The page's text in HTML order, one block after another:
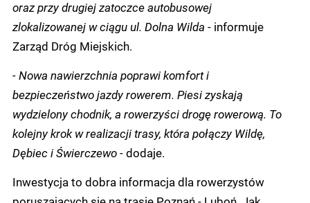
oraz przy drugiej zatoczce autobusowej
zlokalizowanej w ciągu ul. Dolna Wilda - informuje
Zarząd Dróg Miejskich.
- Nowa nawierzchnia poprawi komfort i
bezpieczeństwo jazdy rowerem. Piesi zyskają
wydzielony chodnik, a rowerzyści drogę rowerową. To
kolejny krok w realizacji trasy, która połączy Wildę,
Dębiec i Świerczewo -dodaje.
Inwestycja to dobra informacja dla rowerzystów